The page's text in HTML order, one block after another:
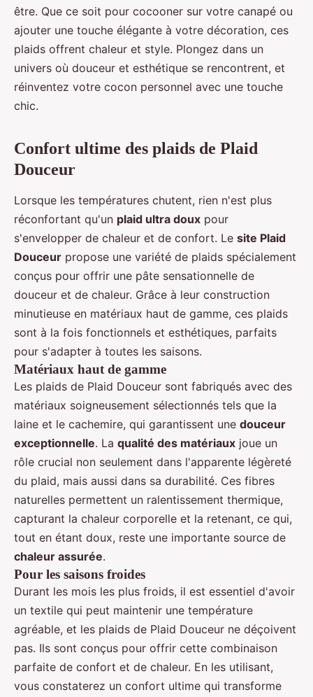
Alexandre•12 novembre 2024•5 min de lecture
être. Que ce soit pour cocooner sur votre canapé ou
ajouter une touche élégante à votre décoration, ces
plaids offrent chaleur et style. Plongez dans un
univers où douceur et esthétique se rencontrent, et
réinventez votre cocon personnel avec une touche
chic.
Confort ultime des plaids de Plaid
Douceur
Lorsque les températures chutent, rien n'est plus
réconfortant qu'un plaid ultra doux pour
s'envelopper de chaleur et de confort. Le site Plaid
Douceur propose une variété de plaids spécialement
conçus pour offrir une pâte sensationnelle de
douceur et de chaleur. Grâce à leur construction
minutieuse en matériaux haut de gamme, ces plaids
sont à la fois fonctionnels et esthétiques, parfaits
pour s'adapter à toutes les saisons.
Matériaux haut de gamme
Les plaids de Plaid Douceur sont fabriqués avec des
matériaux soigneusement sélectionnés tels que la
laine et le cachemire, qui garantissent une douceur
exceptionnelle. La qualité des matériaux joue un
rôle crucial non seulement dans l'apparente légèreté
du plaid, mais aussi dans sa durabilité. Ces fibres
naturelles permettent un ralentissement thermique,
capturant la chaleur corporelle et la retenant, ce qui,
tout en étant doux, reste une importante source de
chaleur assurée.
Pour les saisons froides
Durant les mois les plus froids, il est essentiel d'avoir
un textile qui peut maintenir une température
agréable, et les plaids de Plaid Douceur ne déçoivent
pas. Ils sont conçus pour offrir cette combinaison
parfaite de confort et de chaleur. En les utilisant,
vous constaterez un confort ultime qui transforme